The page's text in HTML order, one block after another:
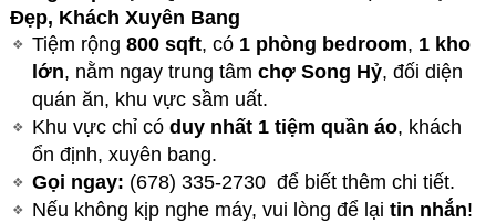
Đẹp, Khách Xuyên Bang
Tiệm rộng 800 sqft, có 1 phòng bedroom, 1 kho
lớn, nằm ngay trung tâm chợ Song Hỷ, đối diện
quán ăn, khu vực sầm uất.
Khu vực chỉ có duy nhất 1 tiệm quần áo, khách
ổn định, xuyên bang.
Gọi ngay: (678) 335-2730 để biết thêm chi tiết.
Nếu không kịp nghe máy, vui lòng để lại tin nhắn!